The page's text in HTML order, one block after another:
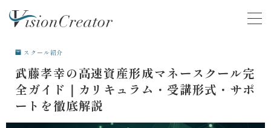
COMPANY 会社について
ACTIVITY
スクール紹介
武藤孝幸の高速資産形成マネースクール完
全ガイド｜カリキュラム・受講形式・サポ
ートを徹底解説